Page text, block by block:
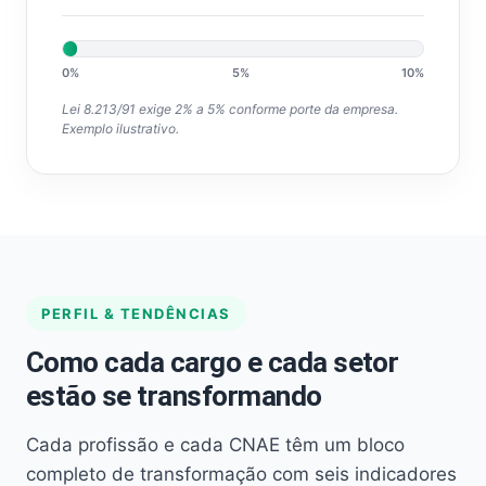
0% 5% 10%
Lei 8.213/91 exige 2% a 5% conforme porte da empresa.
Exemplo ilustrativo.
PERFIL & TENDÊNCIAS
Como cada cargo e cada setor
estão se transformando
Cada profissão e cada CNAE têm um bloco
completo de transformação com seis indicadores